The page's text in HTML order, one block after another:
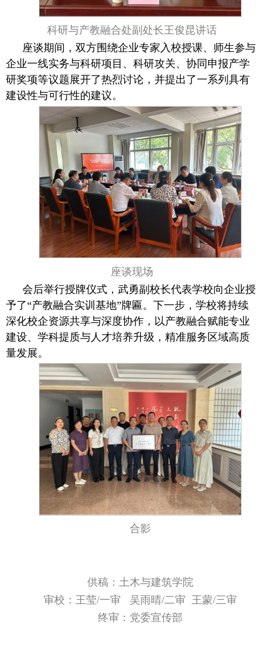
科研与产教融合处副处长王俊昆讲话
座谈期间，双方围绕企业专家入校授课、师生参与
企业一线实务与科研项目、科研攻关、协同申报产学
研奖项等议题展开了热烈讨论，并提出了一系列具有
建设性与可行性的建议。
座谈现场
会后举行授牌仪式，武勇副校长代表学校向企业授
予了“产教融合实训基地”牌匾。下一步，学校将持续
深化校企资源共享与深度协作，以产教融合赋能专业
建设、学科提质与人才培养升级，精准服务区域高质
量发展。
合影
供稿：土木与建筑学院
审校：王莹/一审 吴雨晴/二审 王蒙/三审
终审：党委宣传部